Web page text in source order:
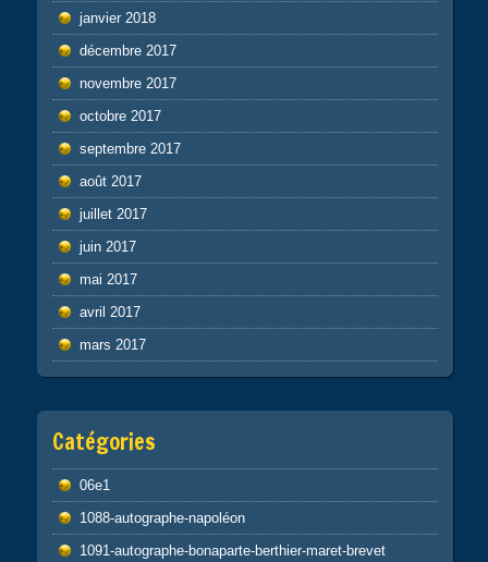
janvier 2018
décembre 2017
novembre 2017
octobre 2017
septembre 2017
août 2017
juillet 2017
juin 2017
mai 2017
avril 2017
mars 2017
Catégories
06e1
1088-autographe-napoléon
1091-autographe-bonaparte-berthier-maret-brevet